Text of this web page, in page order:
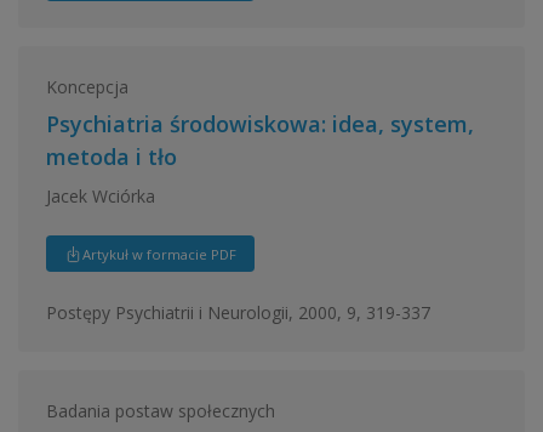
Koncepcja
Psychiatria środowiskowa: idea, system,
metoda i tło
Jacek Wciórka
Artykuł w formacie PDF
Postępy Psychiatrii i Neurologii, 2000, 9, 319-337
Badania postaw społecznych